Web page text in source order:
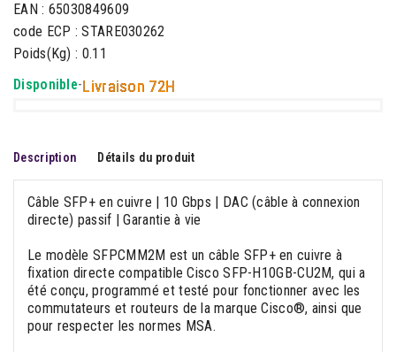
EAN : 65030849609
code ECP : STARE030262
Poids(Kg) : 0.11
Disponible-Livraison 72H
Description Détails du produit
Câble SFP+ en cuivre | 10 Gbps | DAC (câble à connexion
directe) passif | Garantie à vie
Le modèle SFPCMM2M est un câble SFP+ en cuivre à
fixation directe compatible Cisco SFP-H10GB-CU2M, qui a
été conçu, programmé et testé pour fonctionner avec les
commutateurs et routeurs de la marque Cisco®, ainsi que
pour respecter les normes MSA.